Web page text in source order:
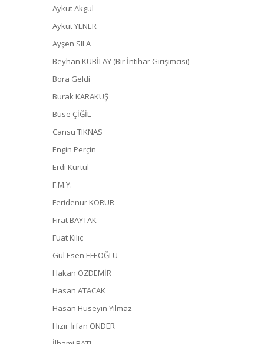
Aykut Akgül
Aykut YENER
Ayşen SILA
Beyhan KUBİLAY (Bir İntihar Girişimcisi)
Bora Geldi
Burak KARAKUŞ
Buse ÇİĞİL
Cansu TIKNAS
Engin Perçin
Erdi Kürtül
F.M.Y.
Feridenur KORUR
Fırat BAYTAK
Fuat Kılıç
Gül Esen EFEOĞLU
Hakan ÖZDEMİR
Hasan ATACAK
Hasan Hüseyin Yılmaz
Hızır İrfan ÖNDER